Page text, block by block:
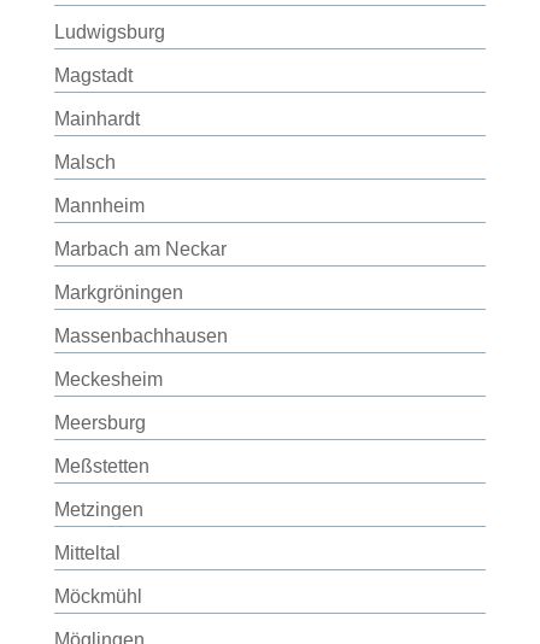
Ludwigsburg
Magstadt
Mainhardt
Malsch
Mannheim
Marbach am Neckar
Markgröningen
Massenbachhausen
Meckesheim
Meersburg
Meßstetten
Metzingen
Mitteltal
Möckmühl
Möglingen